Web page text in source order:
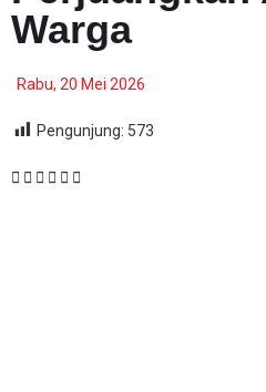
Warga
Rabu, 20 Mei 2026
Pengunjung: 573